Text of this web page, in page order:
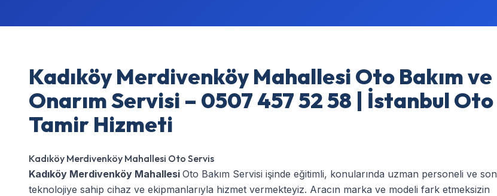
Kadıköy Merdivenköy Mahallesi Oto Bakım ve
Onarım Servisi – 0507 457 52 58 | İstanbul Oto
Tamir Hizmeti
Kadıköy Merdivenköy Mahallesi Oto Servis
Kadıköy Merdivenköy Mahallesi Oto Bakım Servisi işinde eğitimli, konularında uzman personeli ve son
teknolojiye sahip cihaz ve ekipmanlarıyla hizmet vermekteyiz. Aracın marka ve modeli fark etmeksizin